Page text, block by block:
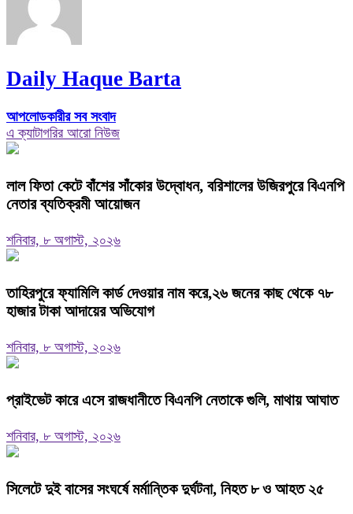
Daily Haque Barta
আপলোডকারীর সব সংবাদ
এ ক্যাটাগরির আরো নিউজ
‎লাল ফিতা কেটে বাঁশের সাঁকোর উদ্বোধন, বরিশালের উজিরপুরে বিএনপি
নেতার ব্যতিক্রমী আয়োজন
শনিবার, ৮ অগাস্ট, ২০২৬
তাহিরপুরে ফ্যামিলি কার্ড দেওয়ার নাম করে,২৬ জনের কাছ থেকে ৭৮
হাজার টাকা আদায়ের অভিযোগ
শনিবার, ৮ অগাস্ট, ২০২৬
প্রাইভেট কারে এসে রাজধানীতে বিএনপি নেতাকে গুলি, মাথায় আঘাত
শনিবার, ৮ অগাস্ট, ২০২৬
সিলেটে দুই বাসের সংঘর্ষে মর্মান্তিক দুর্ঘটনা, নিহত ৮ ও আহত ২৫